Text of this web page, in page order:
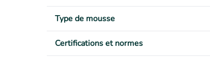
Type de mousse
Certifications et normes